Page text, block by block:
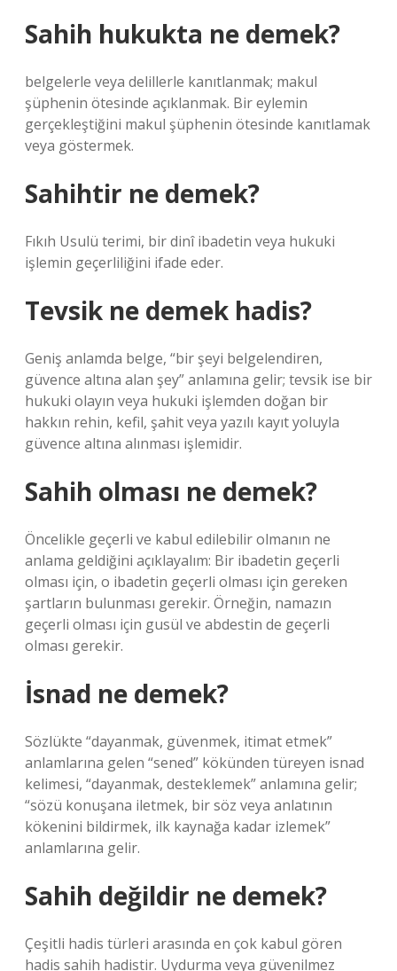
Sahih hukukta ne demek?
belgelerle veya delillerle kanıtlanmak; makul
şüphenin ötesinde açıklanmak. Bir eylemin
gerçekleştiğini makul şüphenin ötesinde kanıtlamak
veya göstermek.
Sahihtir ne demek?
Fıkıh Usulü terimi, bir dinî ibadetin veya hukuki
işlemin geçerliliğini ifade eder.
Tevsik ne demek hadis?
Geniş anlamda belge, “bir şeyi belgelendiren,
güvence altına alan şey” anlamına gelir; tevsik ise bir
hukuki olayın veya hukuki işlemden doğan bir
hakkın rehin, kefil, şahit veya yazılı kayıt yoluyla
güvence altına alınması işlemidir.
Sahih olması ne demek?
Öncelikle geçerli ve kabul edilebilir olmanın ne
anlama geldiğini açıklayalım: Bir ibadetin geçerli
olması için, o ibadetin geçerli olması için gereken
şartların bulunması gerekir. Örneğin, namazın
geçerli olması için gusül ve abdestin de geçerli
olması gerekir.
İsnad ne demek?
Sözlükte “dayanmak, güvenmek, itimat etmek”
anlamlarına gelen “sened” kökünden türeyen isnad
kelimesi, “dayanmak, desteklemek” anlamına gelir;
“sözü konuşana iletmek, bir söz veya anlatının
kökenini bildirmek, ilk kaynağa kadar izlemek”
anlamlarına gelir.
Sahih değildir ne demek?
Çeşitli hadis türleri arasında en çok kabul gören
hadis sahih hadistir. Uydurma veya güvenilmez